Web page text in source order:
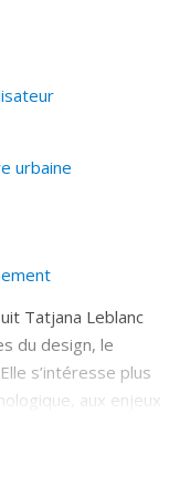
urbaine
Tatjana Leblanc
du design, le
s’intéresse plus
aux enjeux
de produits et
et création